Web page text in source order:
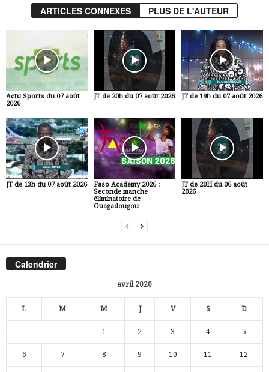
ARTICLES CONNEXES PLUS DE L'AUTEUR
Actu Sports du 07 août
2026
JT de 20h du 07 août 2026 JT de 19h du 07 août 2026
JT de 13h du 07 août 2026
Faso Academy 2026 :
Seconde manche
éliminatoire de
Ouagadougou
JT de 20H du 06 août
2026
Calendrier
avril 2020
L M M J V S D
1 2 3 4 5
6 7 8 9 10 11 12